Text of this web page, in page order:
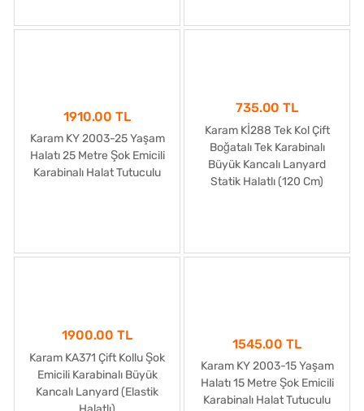
1910.00 TL
Karam KY 2003-25 Yaşam
Halatı 25 Metre Şok Emicili
Karabinalı Halat Tutuculu
735.00 TL
Karam Kİ288 Tek Kol Çift
Boğatalı Tek Karabinalı
Büyük Kancalı Lanyard
Statik Halatlı (120 Cm)
1900.00 TL
Karam KA371 Çift Kollu Şok
Emicili Karabinalı Büyük
Kancalı Lanyard (Elastik
1545.00 TL
Karam KY 2003-15 Yaşam
Halatı 15 Metre Şok Emicili
Karabinalı Halat Tutuculu